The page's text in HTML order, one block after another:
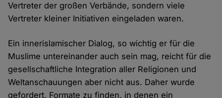
Vertreter der großen Verbände, sondern viele
Vertreter kleiner Initiativen eingeladen waren.
Ein innerislamischer Dialog, so wichtig er für die
Muslime untereinander auch sein mag, reicht für die
gesellschaftliche Integration aller Religionen und
Weltanschauungen aber nicht aus. Daher wurde
gefordert, Formate zu finden, in denen ein